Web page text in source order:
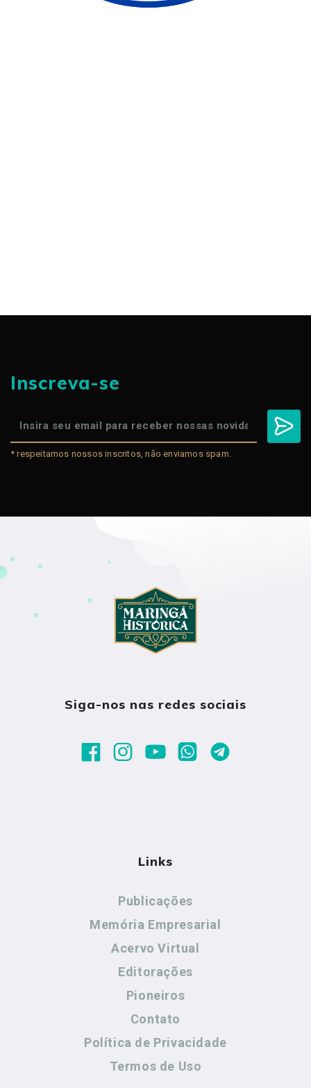
Inscreva-se
* respeitamos nossos inscritos, não enviamos spam.
Siga-nos nas redes sociais
Links
Publicações
Memória Empresarial
Acervo Virtual
Editorações
Pioneiros
Contato
Política de Privacidade
Termos de Uso